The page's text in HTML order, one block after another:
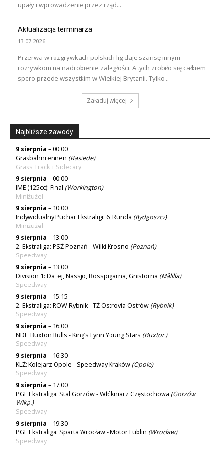
upały i wprowadzenie przez rząd...
Aktualizacja terminarza
13-07-2026
Przerwa w rozgrywkach polskich lig daje szansę innym
rozrywkom na nadrobienie zaległości. A tych zrobiło się całkiem
sporo przede wszystkim w Wielkiej Brytanii. Tylko...
Załaduj więcej
Najbliższe zawody
9 sierpnia – 00:00
Grasbahnrennen (Rastede)
Grass Track + Sidecary
9 sierpnia – 00:00
IME (125cc): Finał(Workington)
Miniżużel
9 sierpnia – 10:00
Indywidualny Puchar Ekstraligi: 6. Runda (Bydgoszcz)
Miniżużel
9 sierpnia – 13:00
2. Ekstraliga: PSŻ Poznań - Wilki Krosno (Poznań)
Speedway
9 sierpnia – 13:00
Division 1: DaLej, Nässjö, Rosspigarna, Gnistorna (Målilla)
Speedway
9 sierpnia – 15:15
2. Ekstraliga: ROW Rybnik - TŻ Ostrovia Ostrów (Rybnik)
Speedway
9 sierpnia – 16:00
NDL: Buxton Bulls - King’s Lynn Young Stars (Buxton)
Speedway
9 sierpnia – 16:30
KLŻ: Kolejarz Opole - Speedway Kraków (Opole)
Speedway
9 sierpnia – 17:00
PGE Ekstraliga: Stal Gorzów - Włókniarz Częstochowa (Gorzów
Wlkp.)
Speedway
9 sierpnia – 19:30
PGE Ekstraliga: Sparta Wrocław - Motor Lublin (Wrocław)
Speedway